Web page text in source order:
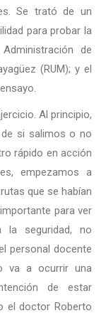
Se trató de un
para probar la
de
(RUM); y el
Al principio,
si salimos o no
rápido en acción
empezamos a
que se habían
para ver
la seguridad, no
personal docente
va a ocurrir una
de estar
el doctor Roberto